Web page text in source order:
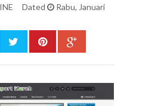
Dated
Rabu, Januari